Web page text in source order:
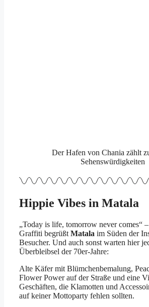
Der Hafen von Chania zählt
Sehenswürdigkeiten
Hippie Vibes in Matala
„Today is life, tomorrow never comes“
Graffiti begrüßt Matala im Süden der
Besucher. Und auch sonst warten hier
Überbleibsel der 70er-Jahre:
Alte Käfer mit Blümchenbemalung,
Flower Power auf der Straße und eine
Geschäften, die Klamotten und
auf keiner Mottoparty fehlen sollten.